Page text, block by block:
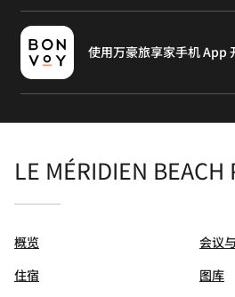
使用万豪旅享家手机 App
LE MÉRIDIEN BEACH
概览
住宿
会议
图库